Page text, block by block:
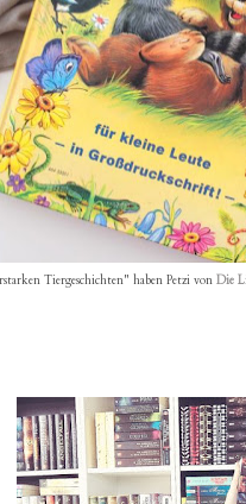
Tiergeschichten" haben Petzi von Die